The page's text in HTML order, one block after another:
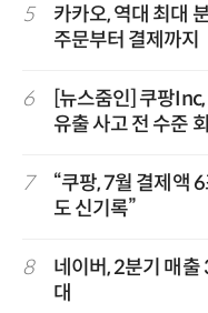
5
카카오, 역대 최대
주문부터 결제까지
6
[뉴스줌인] 쿠팡
유출 사고 전 수준
7
“쿠팡, 7월 결제액
도 신기록”
8
네이버, 2분기 매
대